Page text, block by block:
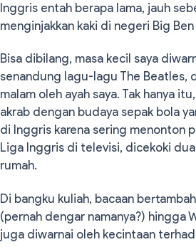
Inggris entah berapa lama, jauh
menginjakkan kaki di negeri Big
Bisa dibilang, masa kecil saya
senandung lagu-lagu The Beatles,
malam oleh ayah saya. Tak hanya
akrab dengan budaya sepak bola
di Inggris karena sering menonton
Liga Inggris di televisi, dicekoki
rumah.
Di bangku kuliah, bacaan
(pernah dengar namanya?) hingga
juga diwarnai oleh kecintaan